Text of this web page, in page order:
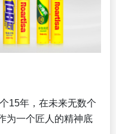
15年，在未来无数个
为一个匠人的精神底